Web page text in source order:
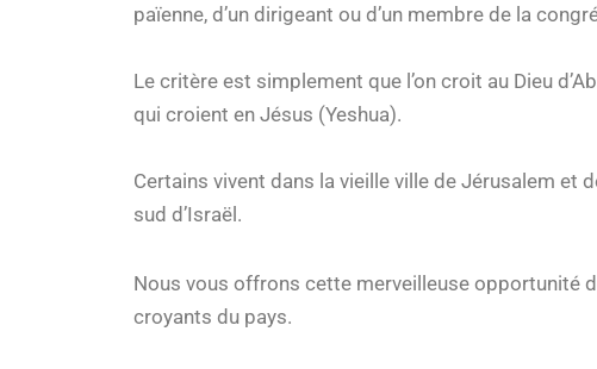
païenne, d’un dirigeant ou d’un membre de la
Le critère est simplement que l’on croit au Dieu
qui croient en Jésus (Yeshua).
Certains vivent dans la vieille ville de Jérusalem et
sud d’Israël.
Nous vous offrons cette merveilleuse opportunité
croyants du pays.